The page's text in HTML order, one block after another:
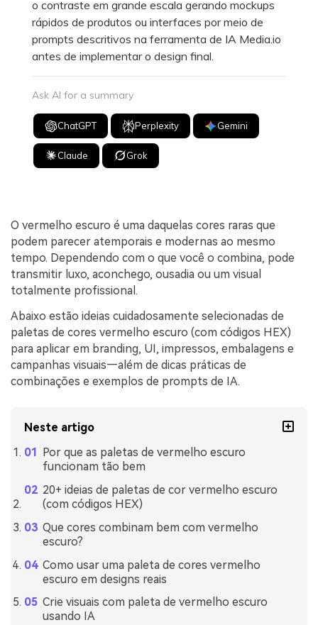
o contraste em grande escala gerando mockups
rápidos de produtos ou interfaces por meio de
prompts descritivos na ferramenta de IA Media.io
antes de implementar o design final.
Ask AI for a summary
ChatGPT Perplexity Gemini
Claude Grok
O vermelho escuro é uma daquelas cores raras que
podem parecer atemporais e modernas ao mesmo
tempo. Dependendo com o que você o combina, pode
transmitir luxo, aconchego, ousadia ou um visual
totalmente profissional.
Abaixo estão ideias cuidadosamente selecionadas de
paletas de cores vermelho escuro (com códigos HEX)
para aplicar em branding, UI, impressos, embalagens e
campanhas visuais—além de dicas práticas de
combinações e exemplos de prompts de IA.
Neste artigo
Por que as paletas de vermelho escuro
funcionam tão bem
20+ ideias de paletas de cor vermelho escuro
(com códigos HEX)
Que cores combinam bem com vermelho
escuro?
Como usar uma paleta de cores vermelho
escuro em designs reais
Crie visuais com paleta de vermelho escuro
usando IA